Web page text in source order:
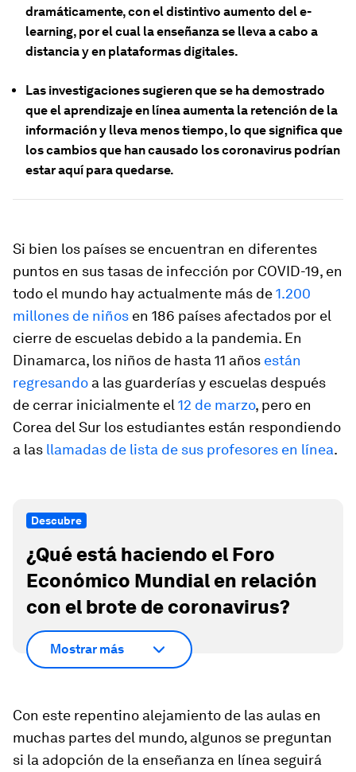
dramáticamente, con el distintivo aumento del e-
learning, por el cual la enseñanza se lleva a cabo a
distancia y en plataformas digitales.
Las investigaciones sugieren que se ha demostrado
que el aprendizaje en línea aumenta la retención de la
información y lleva menos tiempo, lo que significa que
los cambios que han causado los coronavirus podrían
estar aquí para quedarse.
Si bien los países se encuentran en diferentes
puntos en sus tasas de infección por COVID-19, en
todo el mundo hay actualmente más de1.200
millones de niños en 186 países afectados por el
cierre de escuelas debido a la pandemia. En
Dinamarca, los niños de hasta 11 años están
regresando a las guarderías y escuelas después
de cerrar inicialmente el 12 de marzo, pero en
Corea del Sur los estudiantes están respondiendo
a las llamadas de lista de sus profesores en línea.
Descubre
¿Qué está haciendo el Foro
Económico Mundial en relación
con el brote de coronavirus?
Mostrar más
Con este repentino alejamiento de las aulas en
muchas partes del mundo, algunos se preguntan
si la adopción de la enseñanza en línea seguirá